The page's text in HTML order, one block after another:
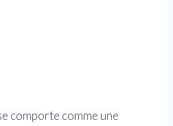
comporte comme une